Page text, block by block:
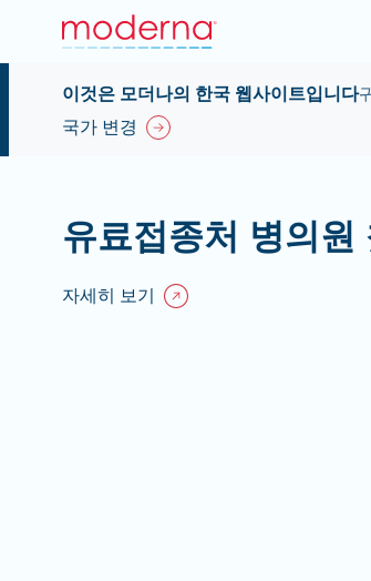
이것은 모더나의 한국 웹사이트입니다
국가 변경
유료접종처 병의원
자세히 보기